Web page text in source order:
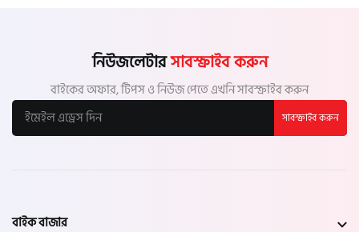
নিউজলেটারসাবস্ক্রাইব করুন
বাইকের অফার, টিপস ও নিউজ পেতে এখনি সাবস্ক্রাইব করুন
সাবস্ক্রাইব করুন
বাইক বাজার